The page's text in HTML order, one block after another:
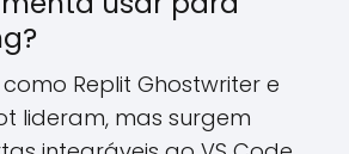
Replit Ghostwriter e
lideram, mas surgem